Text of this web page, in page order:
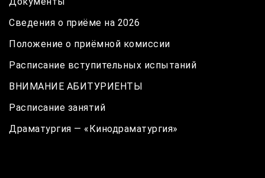
Сведения о приёме на 2026
Положение о приёмной комиссии
Расписание вступительных испытаний
ВНИМАНИЕ АБИТУРИЕНТЫ
Расписание занятий
Драматургия — «Кинодраматургия»